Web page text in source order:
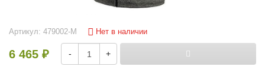
Артикул: 479002-M Нет в наличии
6 465 ₽ - +